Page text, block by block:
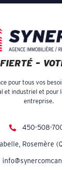
–
pour tous vos
et industriel et pour
entreprise.
450-508-
Rosemère